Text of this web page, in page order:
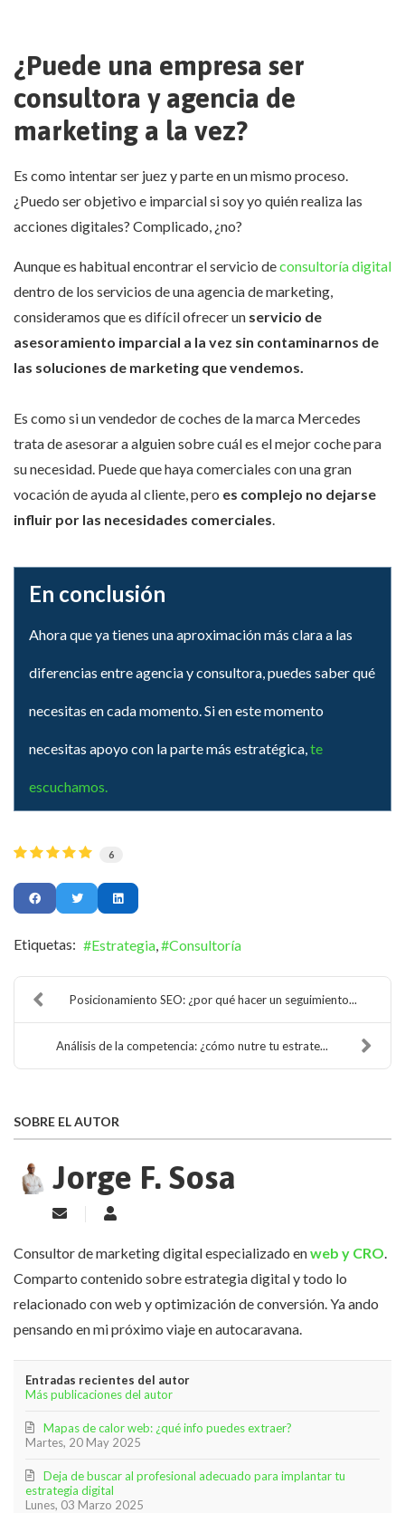
¿Puede una empresa ser
consultora y agencia de
marketing a la vez?
Es como intentar ser juez y parte en un mismo proceso.
¿Puedo ser objetivo e imparcial si soy yo quién realiza las
acciones digitales? Complicado, ¿no?
Aunque es habitual encontrar el servicio deconsultoría digital
dentro de los servicios de una agencia de marketing,
consideramos que es difícil ofrecer un servicio de
asesoramiento imparcial a la vez sin contaminarnos de
las soluciones de marketing que vendemos.
Es como si un vendedor de coches de la marca Mercedes
trata de asesorar a alguien sobre cuál es el mejor coche para
su necesidad. Puede que haya comerciales con una gran
vocación de ayuda al cliente, pero es complejo no dejarse
influir por las necesidades comerciales
En conclusión
Ahora que ya tienes una aproximación más clara a las
diferencias entre agencia y consultora, puedes saber qué
necesitas en cada momento. Si en este momento
necesitas apoyo con la parte más estratégica, te
escuchamos.
6
Etiquetas: Estrategia Consultoría
Posicionamiento SEO: ¿por qué hacer un seguimiento...
Análisis de la competencia: ¿cómo nutre tu estrate...
SOBRE EL AUTOR
Jorge F. Sosa
Suscribirse a las actualizaciones
Jorge F. Sosa
Consultor de marketing digital especializado enweb y CRO.
Comparto contenido sobre estrategia digital y todo lo
relacionado con web y optimización de conversión. Ya ando
pensando en mi próximo viaje en autocaravana.
Entradas recientes del autor
Más publicaciones del autor
Martes, 20 May 2025
Mapas de calor web: ¿qué info puedes extraer?
Lunes, 03 Marzo 2025
Deja de buscar al profesional adecuado para implantar tu
estrategia digital